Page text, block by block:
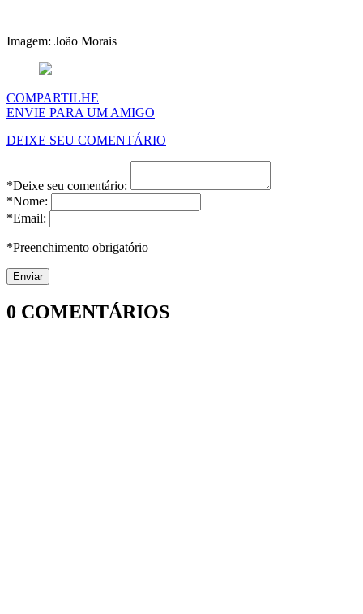
Imagem: João Morais
COMPARTILHE
ENVIE PARA UM AMIGO
DEIXE SEU COMENTÁRIO
*Deixe seu comentário:
*Nome:
*Email:
*Preenchimento obrigatório
0 COMENTÁRIOS